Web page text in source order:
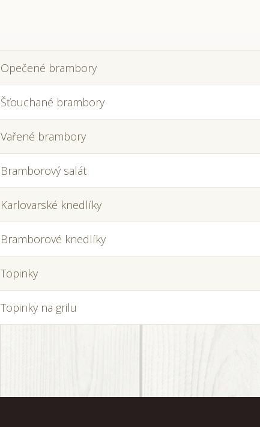
Opečené brambory
Šťouchané brambory
Vařené brambory
Bramborový salát
Karlovarské knedlíky
Bramborové knedlíky
Topinky
Topinky na grilu